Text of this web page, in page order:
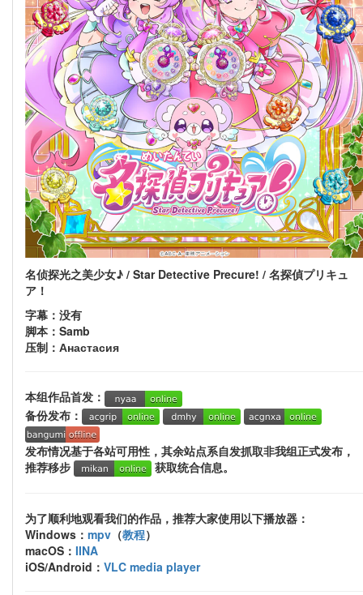
名侦探光之美少女♪ / Star Detective Precure! / 名探偵プリキュ
ア！
字幕：没有
脚本：Samb
压制：Анастасия
本组作品首发：
备份发布：
发布情况基于各站可用性，其余站点系自发抓取非我组正式发布，
推荐移步
获取统合信息。
为了顺利地观看我们的作品，推荐大家使用以下播放器：
Windows： mpv （教程）
macOS： IINA
iOS/Android： VLC media player